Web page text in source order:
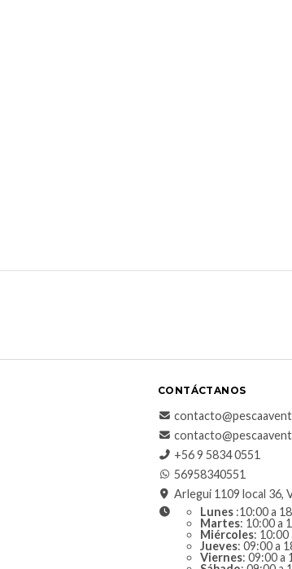
CONTÁCTANOS
+56 9 5834 0551
56958340551
Arlegui 1109 local 36,
Lunes :10:00 a
Martes: 10:00 a
Miércoles: 10:00
Jueves: 09:00 a
Viernes: 09:00 a